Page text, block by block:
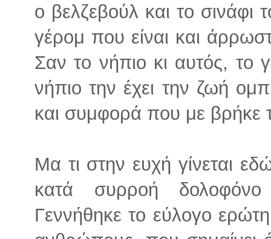
ο βελζεβούλ και το
γέρομ που είναι και
Σαν το νήπιο κι αυτός, το
νήπιο την έχει την ζωή
και συμφορά που με βρήκε
Μα τι στην ευχή γίνεται
κατά συρροή
Γεννήθηκε το εύλογο